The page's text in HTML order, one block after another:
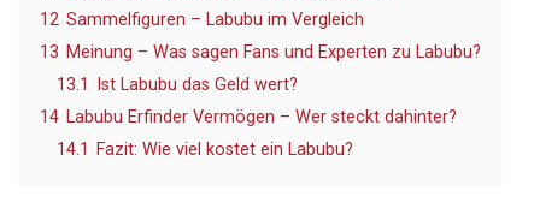
12 Sammelfiguren – Labubu im Vergleich
13 Meinung – Was sagen Fans und Experten zu Labubu?
13.1 Ist Labubu das Geld wert?
14 Labubu Erfinder Vermögen – Wer steckt dahinter?
14.1 Fazit: Wie viel kostet ein Labubu?